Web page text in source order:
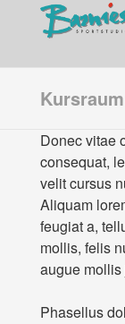
Donec vitae
consequat,
velit cursus
Aliquam
feugiat a,
mollis, felis
augue
Phasellus